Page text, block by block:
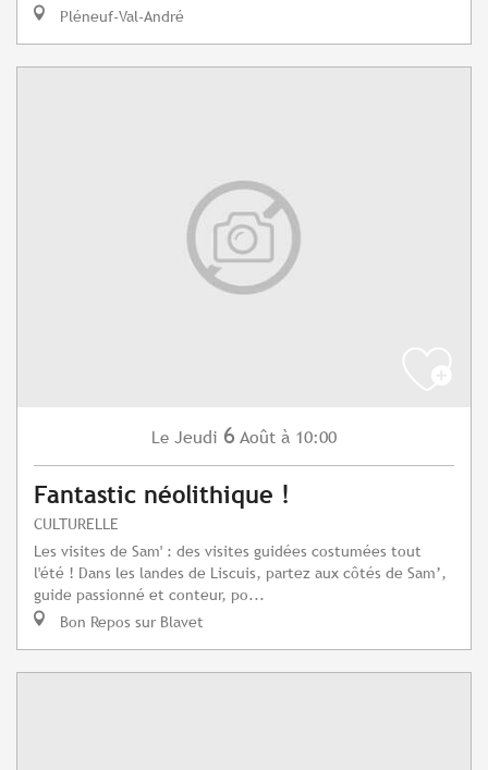
Pléneuf-Val-André
Le Jeudi 6 Août à 10:00
Fantastic néolithique !
CULTURELLE
Les visites de Sam' : des visites guidées costumées tout
l'été ! Dans les landes de Liscuis, partez aux côtés de Sam’,
guide passionné et conteur, po...
Bon Repos sur Blavet